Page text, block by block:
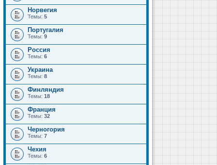
Норвегия
Темы: 5
Португалия
Темы: 9
Россия
Темы: 6
Украина
Темы: 8
Финляндия
Темы: 18
Франция
Темы: 32
Черногория
Темы: 7
Чехия
Темы: 6